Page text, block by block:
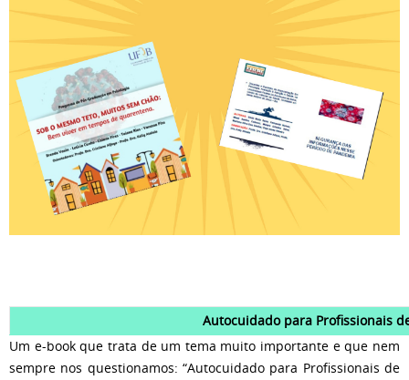
Autocuidado para Profissionais
Um e-book que trata de um tema muito importante e que nem
sempre nos questionamos: “Autocuidado para Profissionais de